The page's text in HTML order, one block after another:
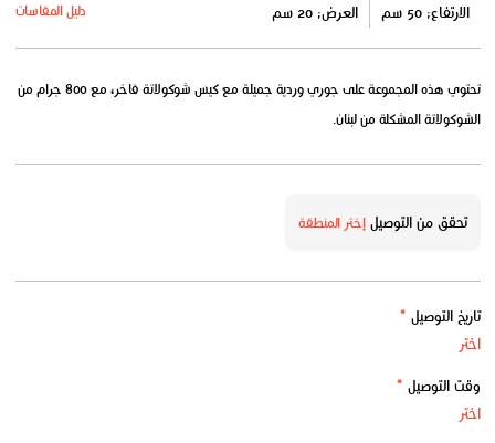
الارتفاع: 50 سم العرض: 20 سم دليل المقاسات
تحتوي هذه المجموعة على جوري وردية جميلة مع كيس شوكولاتة فاخر، مع 800 جرام من
الشوكولاتة المشكلة من لبنان.
تحقق من التوصيلإختر المنطقة
تاريخ التوصيل *
وقت التوصيل *